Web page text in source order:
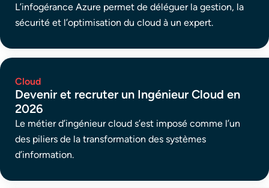
L’infogérance Azure permet de déléguer la gestion, la
sécurité et l’optimisation du cloud à un expert.
Cloud
Devenir et recruter un Ingénieur Cloud en
2026
Le métier d’ingénieur cloud s’est imposé comme l’un
des piliers de la transformation des systèmes
d’information.